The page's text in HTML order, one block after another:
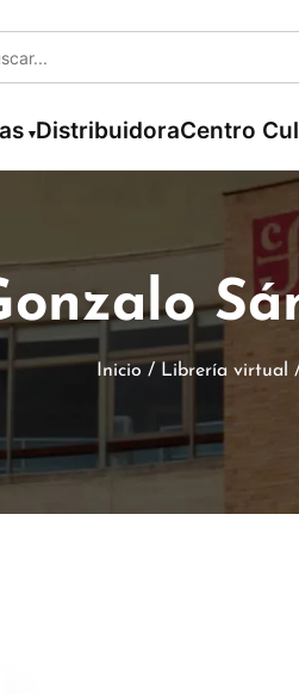
DistribuidoraCentro
Inicio / Librería virtual